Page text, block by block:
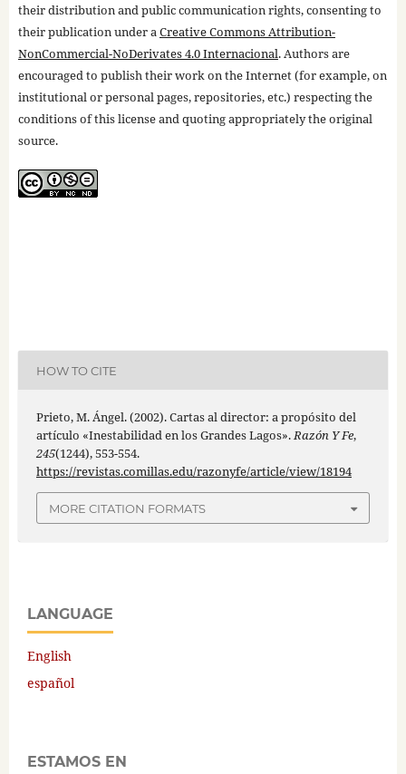
their distribution and public communication rights, consenting to
their publication under aCreative Commons Attribution-
NonCommercial-NoDerivates 4.0 Internacional. Authors are
encouraged to publish their work on the Internet (for example, on
institutional or personal pages, repositories, etc.) respecting the
conditions of this license and quoting appropriately the original
source.
HOW TO CITE
Prieto, M. Ángel. (2002). Cartas al director: a propósito del
artículo «Inestabilidad en los Grandes Lagos».Razón Y Fe,
245(1244), 553-554.
https://revistas.comillas.edu/razonyfe/article/view/18194
MORE CITATION FORMATS
LANGUAGE
English
español
ESTAMOS EN